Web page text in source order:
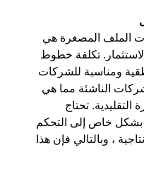
الملف المصغرة هي
تكلفة خطوط
ومناسبة للشركات
الناشئة مما هي
التقليدية. تحتاج
بشكل خاص إلى التحكم
، وبالتالي فإن هذا